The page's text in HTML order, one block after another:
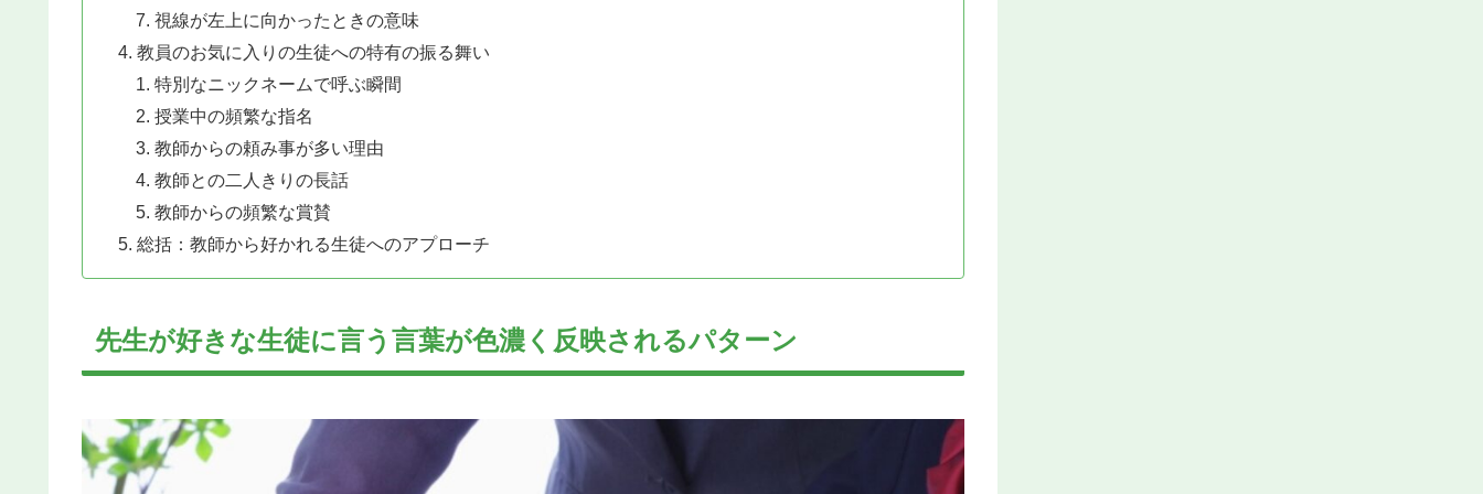
視線が左上に向かったときの意味
教員のお気に入りの生徒への特有の振る舞い
特別なニックネームで呼ぶ瞬間
授業中の頻繁な指名
教師からの頼み事が多い理由
教師との二人きりの長話
教師からの頻繁な賞賛
総括：教師から好かれる生徒へのアプローチ
先生が好きな生徒に言う言葉が色濃く反映されるパターン